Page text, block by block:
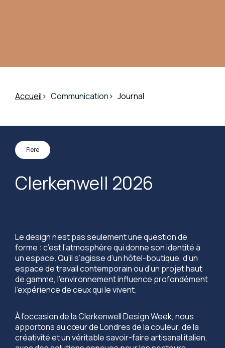
Accueil Communication Journal
Fiere
Clerkenwell 2026
Le design n’est pas seulement une question de
forme : c’est l’atmosphère qui donne son identité à
un espace. Qu’il s’agisse d’un hôtel-boutique, d’un
espace de travail contemporain ou d’un projet haut
de gamme, l’environnement influence profondément
l’expérience de ceux qui le vivent.
À l’occasion de la Clerkenwell Design Week, nous
apportons au cœur de Londres de la couleur, de la
créativité et un véritable savoir-faire artisanal italien,